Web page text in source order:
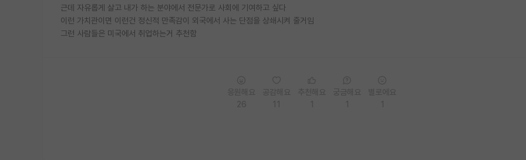
근데 자유롭게 살고 내가 하는 분야에서 전문가로 사회에 기여하고 싶다
이런 가치관이면 이런건 정신적 만족감이 외국에서 사는 단점을 상쇄시켜 줄거임
그런 사람들은 미국에서 취업하는거 추천함